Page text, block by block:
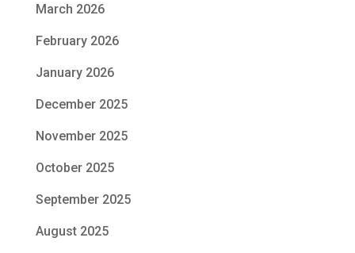
March 2026
February 2026
January 2026
December 2025
November 2025
October 2025
September 2025
August 2025